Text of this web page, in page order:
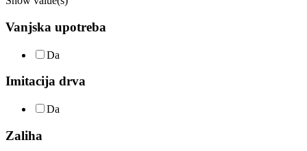
Vanjska upotreba
Da
Imitacija drva
Da
Zaliha